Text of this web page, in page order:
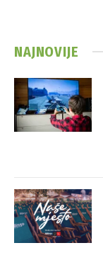
NAJNOVIJE